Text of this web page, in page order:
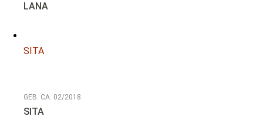
LANA
SITA
GEB. CA. 02/2018
SITA